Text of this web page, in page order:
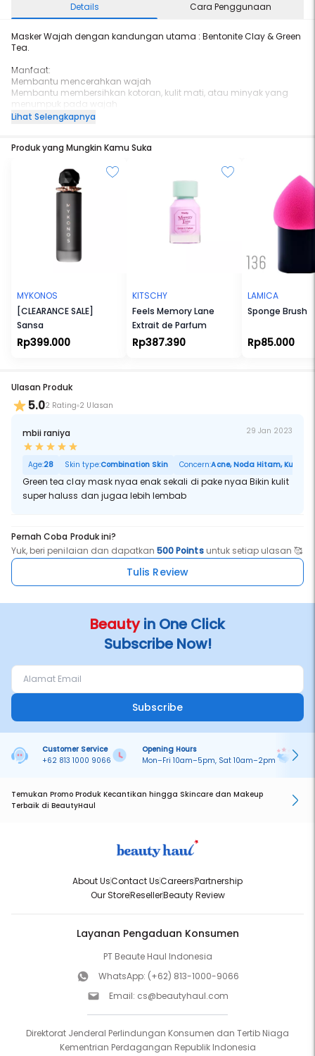
Details Cara Penggunaan
Masker Wajah dengan kandungan utama : Bentonite Clay & Green
Tea.
Manfaat:
Membantu mencerahkan wajah
Membantu membersihkan kotoran, kulit mati, atau minyak yang
menumpuk pada wajah
Membersihkan pori -pori sehingga pori tampak lebih bersih & kecil
Lihat Selengkapnya
Produk yang Mungkin Kamu Suka
MYKONOS
[CLEARANCE SALE]
Sansa
Rp399.000
KITSCHY
Feels Memory Lane
Extrait de Parfum
Rp387.390
LAMICA
Sponge Brush
Rp85.000
Ulasan Produk
5.02 Rating 2 Ulasan
mbii raniya 29 Jan 2023
Age:28 Skin type:Combination Skin Concern:Acne, Noda Hitam, Kulit
Green tea clay mask nyaa enak sekali di pake nyaa Bikin kulit
super haluss dan jugaa lebih lembab
Pernah Coba Produk ini?
Yuk, beri penilaian dan dapatkan500 Pointsuntuk setiap ulasan 🥰
Tulis Review
Beautyin One Click
Subscribe Now!
Subscribe
Customer Service
+62 813 1000 9066
Opening Hours
Mon–Fri 10am–5pm, Sat 10am–2pm
Temukan Promo Produk Kecantikan hingga Skincare dan Makeup
Terbaik di BeautyHaul
About UsContact UsCareersPartnership
Our StoreResellerBeauty Review
Layanan Pengaduan Konsumen
PT Beaute Haul Indonesia
WhatsApp: (+62) 813-1000-9066
Email: cs@beautyhaul.com
Direktorat Jenderal Perlindungan Konsumen dan Tertib Niaga
Kementrian Perdagangan Republik Indonesia